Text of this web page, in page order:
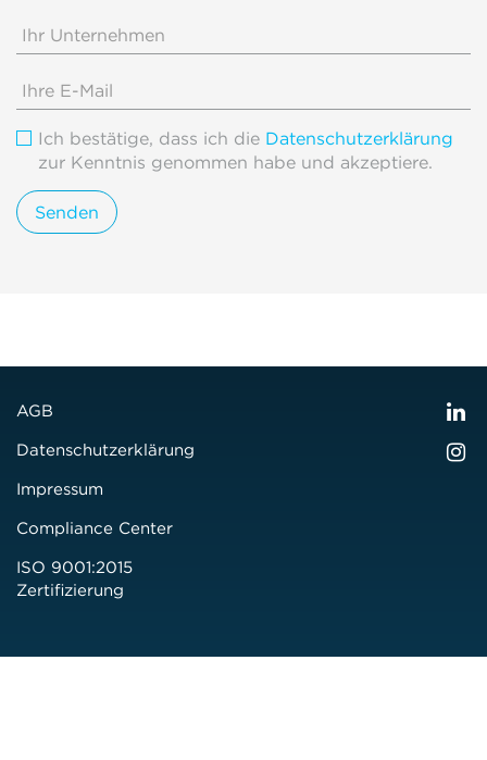
Ich bestätige, dass ich die Datenschutzerklärung
zur Kenntnis genommen habe und akzeptiere.
AGB
Datenschutzerklärung
Impressum
Compliance Center
ISO 9001:2015
Zertifizierung